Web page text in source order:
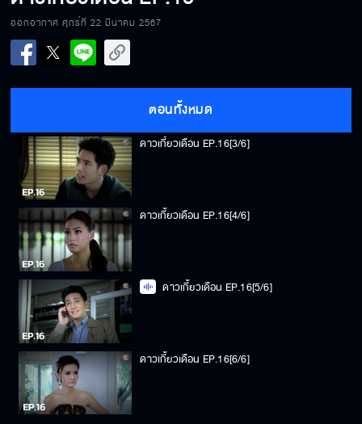
ออกอากาศ ศุกร์ที่ 22 มีนาคม 2567
ตอนทั้งหมด
ดาวเกี้ยวเดือน EP.16[3/6]
ดาวเกี้ยวเดือน EP.16[4/6]
ดาวเกี้ยวเดือน EP.16[5/6]
ดาวเกี้ยวเดือน EP.16[6/6]